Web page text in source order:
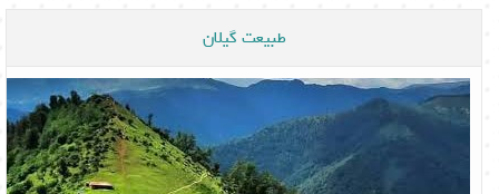
طبیعت گیلان